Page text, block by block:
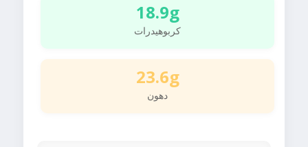
18.9g
كربوهيدرات
23.6g
دهون